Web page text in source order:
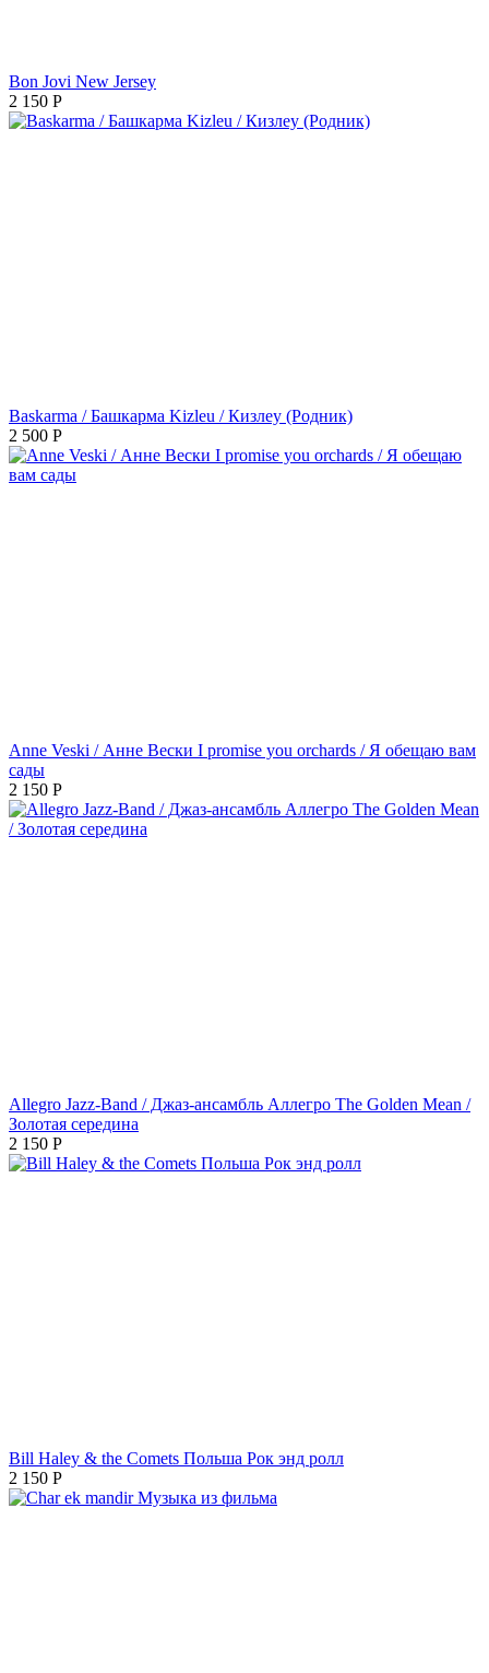
Bon Jovi New Jersey
2 150 Р
Baskarma / Башкарма Kizleu / Кизлеу (Родник)
2 500 Р
Anne Veski / Анне Вески I promise you orchards / Я обещаю вам
сады
2 150 Р
Allegro Jazz-Band / Джаз-ансамбль Аллегро The Golden Mean /
Золотая середина
2 150 Р
Bill Haley & the Comets Польша Рок энд ролл
2 150 Р